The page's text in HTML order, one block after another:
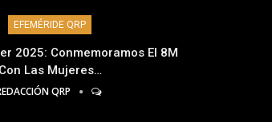
EFEMÉRIDE QRP
2025: Conmemoramos El 8M
Con Las Mujeres…
QRP